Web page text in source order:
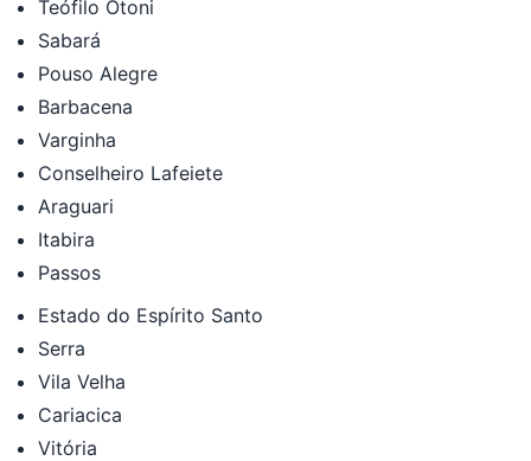
Teófilo Otoni
Sabará
Pouso Alegre
Barbacena
Varginha
Conselheiro Lafeiete
Araguari
Itabira
Passos
Estado do Espírito Santo
Serra
Vila Velha
Cariacica
Vitória